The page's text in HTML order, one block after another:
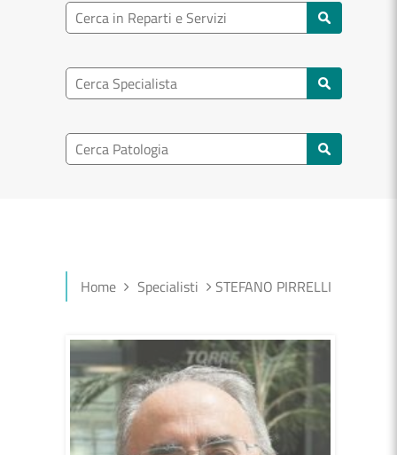
Ricerca reparto
Ricerca specialisti
Ricerca nel patologia
Home Specialisti STEFANO PIRRELLI